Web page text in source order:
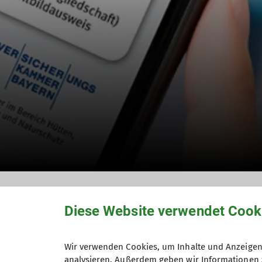
Der digitale
Diese Website verwendet
Wir verwenden Cookies, um Inhalte und
analysieren. Außerdem geben wir